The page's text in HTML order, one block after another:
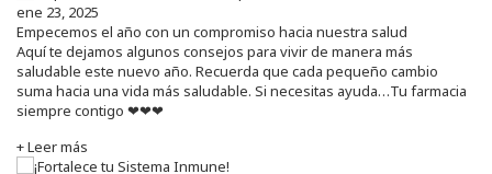
ene 23, 2025
Empecemos el año con un compromiso hacia nuestra salud
Aquí te dejamos algunos consejos para vivir de manera más
saludable este nuevo año. Recuerda que cada pequeño cambio
suma hacia una vida más saludable. Si necesitas ayuda…Tu farmacia
siempre contigo ❤❤❤
+ Leer más